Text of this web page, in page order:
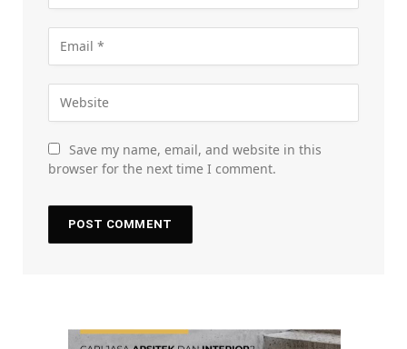
Save my name, email, and website in this
browser for the next time I comment.